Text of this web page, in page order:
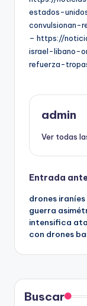
estados-
convulsionan-
– https://
israel-libano-
refuerza-
admin
Ver todas
de
Entrada
drones iraníes
guerra
intensifica
con drones
Buscar